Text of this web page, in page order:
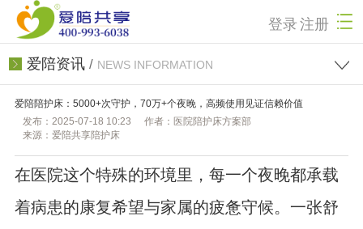
登录 注册
爱陪资讯 / NEWS INFORMATION
爱陪陪护床：5000+次守护，70万+个夜晚，高频使用见证信赖价值
发布：2025-07-18 10:23
作者：医院陪护床方案部
来源：爱陪共享陪护床
在医院这个特殊的环境里，每一个夜晚都承载
着病患的康复希望与家属的疲惫守候。一张舒